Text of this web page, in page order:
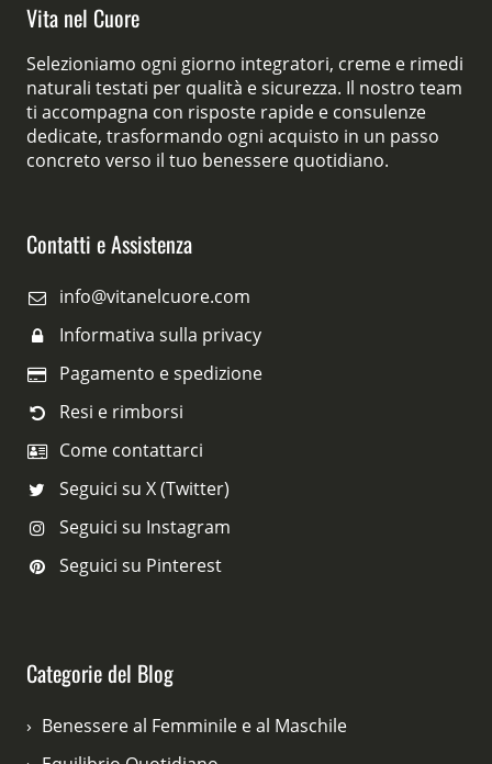
Vita nel Cuore
Selezioniamo ogni giorno integratori, creme e rimedi
naturali testati per qualità e sicurezza. Il nostro team
ti accompagna con risposte rapide e consulenze
dedicate, trasformando ogni acquisto in un passo
concreto verso il tuo benessere quotidiano.
Contatti e Assistenza
info@vitanelcuore.com
Informativa sulla privacy
Pagamento e spedizione
Resi e rimborsi
Come contattarci
Seguici su X (Twitter)
Seguici su Instagram
Seguici su Pinterest
Categorie del Blog
Benessere al Femminile e al Maschile